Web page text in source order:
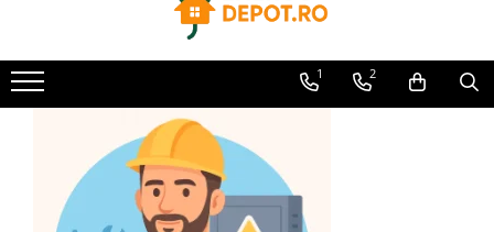
Longi Solar
Optimizatoare panouri
Invertoare
Microinvertoare
1 2